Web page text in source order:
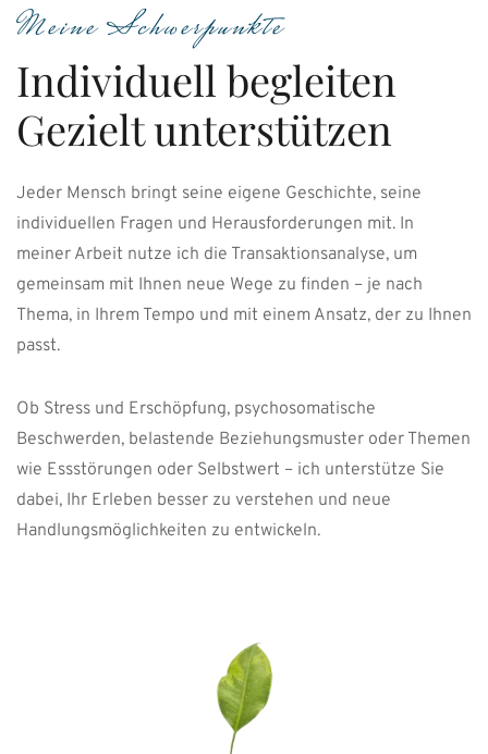
Meine Schwerpunkte
Individuell begleiten
Gezielt unterstützen
Jeder Mensch bringt seine eigene Geschichte, seine
individuellen Fragen und Herausforderungen mit. In
meiner Arbeit nutze ich die Transaktionsanalyse, um
gemeinsam mit Ihnen neue Wege zu finden – je nach
Thema, in Ihrem Tempo und mit einem Ansatz, der zu Ihnen
passt.
Ob Stress und Erschöpfung, psychosomatische
Beschwerden, belastende Beziehungsmuster oder Themen
wie Essstörungen oder Selbstwert – ich unterstütze Sie
dabei, Ihr Erleben besser zu verstehen und neue
Handlungsmöglichkeiten zu entwickeln.